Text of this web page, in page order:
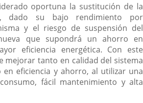
oportuna la sustitución de la
dado su bajo rendimiento por
y el riesgo de suspensión del
que supondrá un ahorro en
eficiencia energética. Con este
mejorar tanto en calidad del sistema
en eficiencia y ahorro, al utilizar una
fácil mantenimiento y alta